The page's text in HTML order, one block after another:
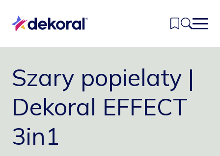
głównej
treści
Inspiracje
Kolory
Produkty
Znajdź sklep
Szary popielaty |
Dekoral EFFECT
3in1